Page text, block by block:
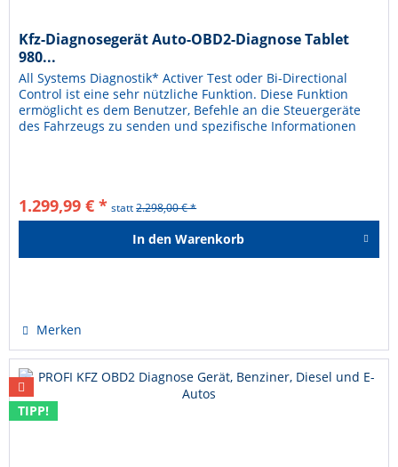
Kfz-Diagnosegerät Auto-OBD2-Diagnose Tablet
980...
All Systems Diagnostik* Activer Test oder Bi-Directional
Control ist eine sehr nützliche Funktion. Diese Funktion
ermöglicht es dem Benutzer, Befehle an die Steuergeräte
des Fahrzeugs zu senden und spezifische Informationen
1.299,99 € * statt2.298,00 € *
In den Warenkorb
Merken
TIPP!